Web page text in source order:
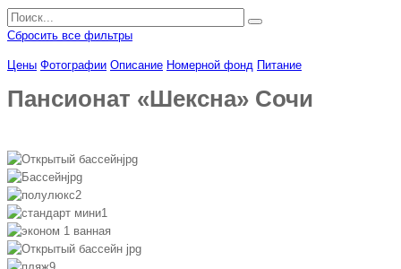
Сбросить все фильтры
Цены Фотографии Описание Номерной фонд Питание
Пансионат «Шексна» Сочи